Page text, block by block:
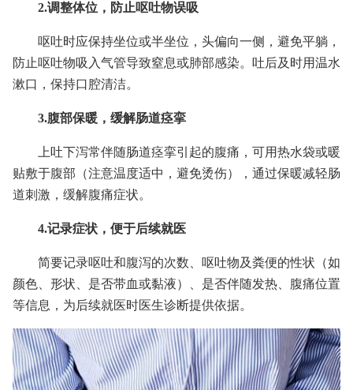
2.调整体位，防止呕吐物误吸
呕吐时应保持坐位或半坐位，头偏向一侧，避免平躺，
防止呕吐物吸入气管导致窒息或肺部感染。吐后及时用温水
漱口，保持口腔清洁。
3.腹部保暖，缓解肠道痉挛
上吐下泻常伴随肠道痉挛引起的腹痛，可用热水袋或暖
贴敷于腹部（注意温度适中，避免烫伤），通过保暖减轻肠
道刺激，缓解腹痛症状。
4.记录症状，便于后续就医
简要记录呕吐和腹泻的次数、呕吐物及粪便的性状（如
颜色、形状、是否带血或黏液）、是否伴随发热、腹痛位置
等信息，为后续就医时医生诊断提供依据。